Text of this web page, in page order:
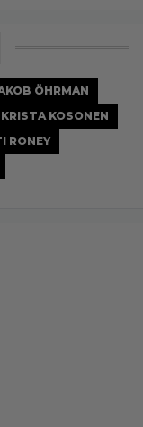
ÖHRMAN
KRISTA KOSONEN
RONEY